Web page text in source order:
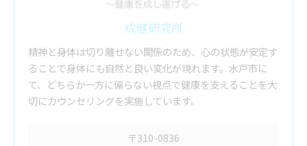
成健研究所
精神と身体は切り離せない関係のため、心の状態が安定す
ることで身体にも自然と良い変化が現れます。水戸市に
て、どちらか一方に偏らない視点で健康を支えることを大
切にカウンセリングを実施しています。
〒310-0836